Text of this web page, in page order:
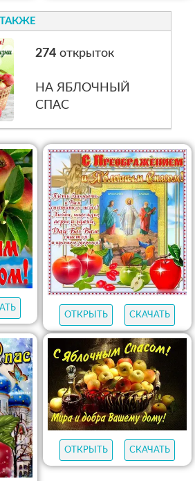
274открыток
НА ЯБЛОЧНЫЙ
СПАС
ОТКРЫТЬ СКАЧАТЬ
ОТКРЫТЬ СКАЧАТЬ